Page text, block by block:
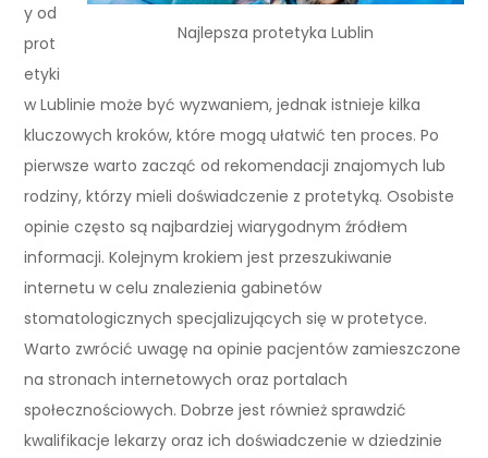
Najlepsza protetyka Lublin
y od
prot
etyki
w Lublinie może być wyzwaniem, jednak istnieje kilka
kluczowych kroków, które mogą ułatwić ten proces. Po
pierwsze warto zacząć od rekomendacji znajomych lub
rodziny, którzy mieli doświadczenie z protetyką. Osobiste
opinie często są najbardziej wiarygodnym źródłem
informacji. Kolejnym krokiem jest przeszukiwanie
internetu w celu znalezienia gabinetów
stomatologicznych specjalizujących się w protetyce.
Warto zwrócić uwagę na opinie pacjentów zamieszczone
na stronach internetowych oraz portalach
społecznościowych. Dobrze jest również sprawdzić
kwalifikacje lekarzy oraz ich doświadczenie w dziedzinie